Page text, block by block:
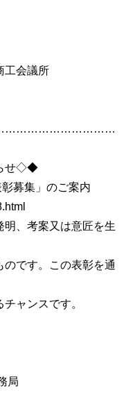
工会議所
せ◇◆
募集」のご案内
明、考案又は意匠を生
です。この表彰を通
ャンスです。
局